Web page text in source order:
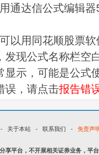
通达信公式编辑
以用同花顺股票
发现公式名称栏空
显示，可能是公式
误，请点击报告错
- 关于本站 - 联系我们 - 免责声
享平台，不开展相关证券业务，平